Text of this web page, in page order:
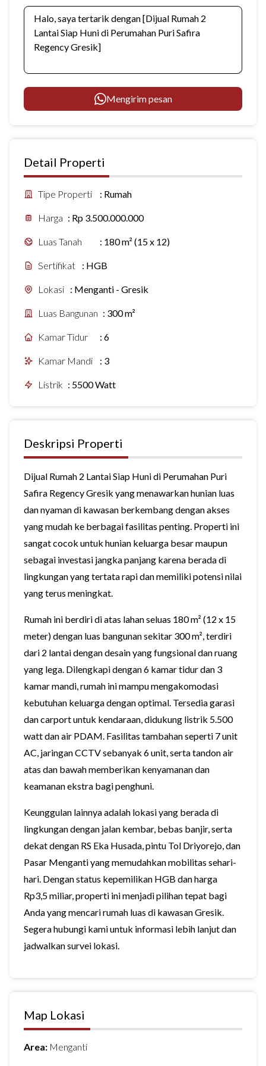
Mengirim pesan
Detail Properti
Tipe Properti : Rumah
Harga : Rp 3.500.000.000
Luas Tanah : 180 m² (15 x 12)
Sertifikat : HGB
Lokasi : Menganti - Gresik
Luas Bangunan : 300 m²
Kamar Tidur : 6
Kamar Mandi : 3
Listrik : 5500 Watt
Deskripsi Properti
Dijual Rumah 2 Lantai Siap Huni di Perumahan Puri
Safira Regency Gresik yang menawarkan hunian luas
dan nyaman di kawasan berkembang dengan akses
yang mudah ke berbagai fasilitas penting. Properti ini
sangat cocok untuk hunian keluarga besar maupun
sebagai investasi jangka panjang karena berada di
lingkungan yang tertata rapi dan memiliki potensi nilai
yang terus meningkat.
Rumah ini berdiri di atas lahan seluas 180 m² (12 x 15
meter) dengan luas bangunan sekitar 300 m², terdiri
dari 2 lantai dengan desain yang fungsional dan ruang
yang lega. Dilengkapi dengan 6 kamar tidur dan 3
kamar mandi, rumah ini mampu mengakomodasi
kebutuhan keluarga dengan optimal. Tersedia garasi
dan carport untuk kendaraan, didukung listrik 5.500
watt dan air PDAM. Fasilitas tambahan seperti 7 unit
AC, jaringan CCTV sebanyak 6 unit, serta tandon air
atas dan bawah memberikan kenyamanan dan
keamanan ekstra bagi penghuni.
Keunggulan lainnya adalah lokasi yang berada di
lingkungan dengan jalan kembar, bebas banjir, serta
dekat dengan RS Eka Husada, pintu Tol Driyorejo, dan
Pasar Menganti yang memudahkan mobilitas sehari-
hari. Dengan status kepemilikan HGB dan harga
Rp3,5 miliar, properti ini menjadi pilihan tepat bagi
Anda yang mencari rumah luas di kawasan Gresik.
Segera hubungi kami untuk informasi lebih lanjut dan
jadwalkan survei lokasi.
Map Lokasi
Area: Menganti